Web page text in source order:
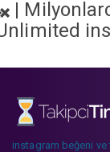
|
instagram beğeni